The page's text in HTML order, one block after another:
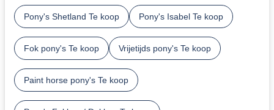
Pony's Shetland Te koop Pony's Isabel Te koop
Fok pony's Te koop Vrijetijds pony's Te koop
Paint horse pony's Te koop